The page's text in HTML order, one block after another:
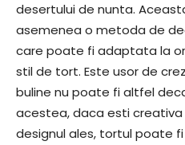
desertului de nunta.
asemenea o metoda de
care poate fi adaptata la
stil de tort. Este usor de
buline nu poate fi altfel
acestea, daca esti
designul ales, tortul poate